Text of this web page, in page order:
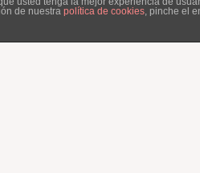
de nuestra política de cookies , pinche el